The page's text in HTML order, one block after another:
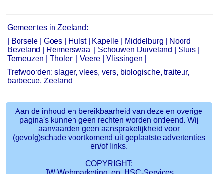
Gemeentes in Zeeland:
Borsele |Goes Hulst| Kapelle Middelburg
Noord
Beveland
Reimerswaal Schouwen Duiveland Sluis
Terneuzen |Tholen |Veere |Vlissingen
Trefwoorden: slager, vlees, vers, biologische, traiteur,
barbecue, Zeeland
Aan de inhoud en bereikbaarheid van deze en overige
pagina's kunnen geen rechten worden ontleend. Wij
aanvaarden geen aansprakelijkheid voor
(gevolg)schade voortkomend uit geplaatste advertenties
en/of links.
COPYRIGHT:
JW Webmarketing en
HSC-Services